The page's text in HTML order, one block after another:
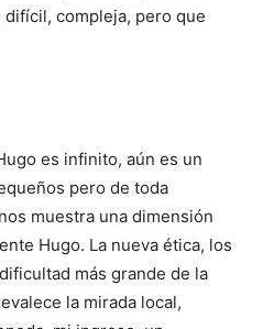
difícil, compleja, pero que
es infinito, aún es un
pero de toda
muestra una dimensión
Hugo. La nueva ética, los
más grande de la
la mirada local,